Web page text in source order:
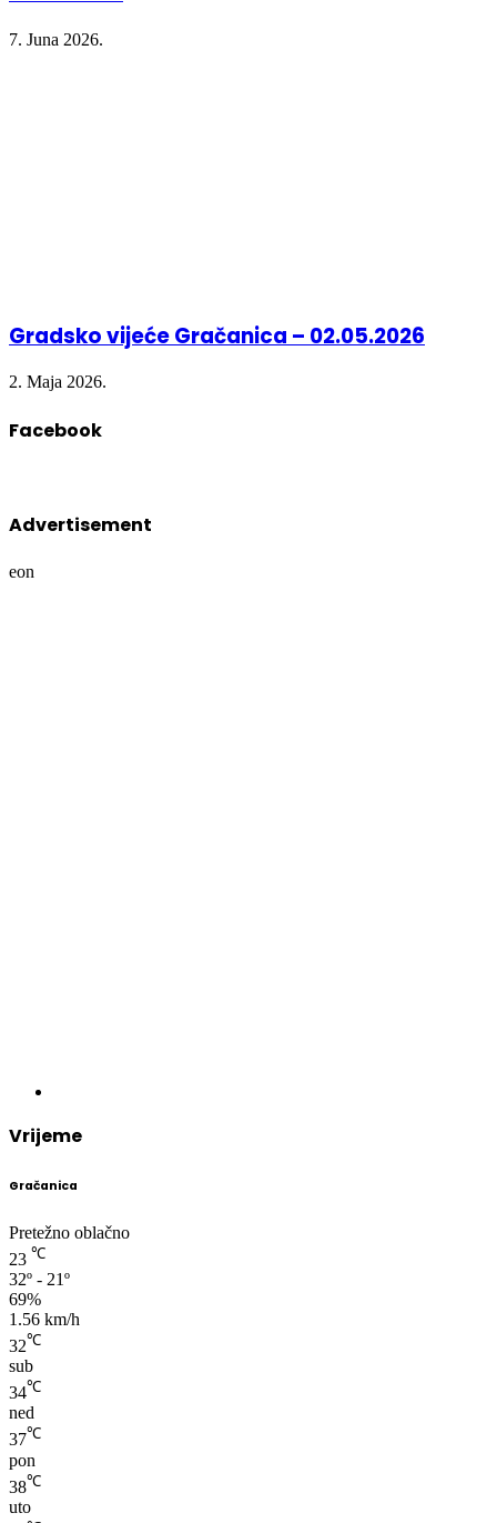
7. Juna 2026.
Gradsko vijeće Gračanica – 02.05.2026
2. Maja 2026.
Facebook
Advertisement
eon
Vrijeme
Gračanica
Pretežno oblačno
23 ℃
32º - 21º
69%
1.56 km/h
32℃
sub
34℃
ned
37℃
pon
38℃
uto